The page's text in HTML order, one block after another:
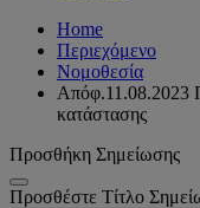
Home
Περιεχόμενο
Νομοθεσία
Απόφ.11.08.2023
κατάστασης
Προσθήκη Σημείωσης
Προσθέστε Τίτλο